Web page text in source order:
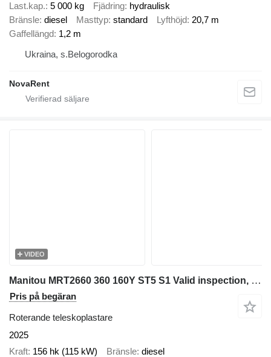
Last.kap. 5 000 kg Fjädring hydraulisk
Bränsle diesel Masttyp standard Lyfthöjd 20,7 m
Gaffellängd 1,2 m
Ukraina, s.Belogorodka
NovaRent
VIDEO
Manitou MRT2660 360 160Y ST5 S1 Valid inspection, *Guarant
Pris på begäran
Roterande teleskoplastare
2025
Kraft 156 hk (115 kW) Bränsle diesel